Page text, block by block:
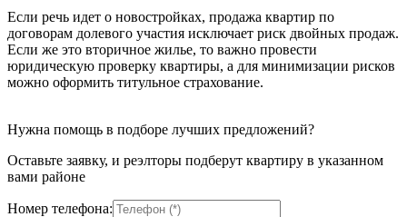
Если речь идет о новостройках, продажа квартир по
договорам долевого участия исключает риск двойных продаж.
Если же это вторичное жилье, то важно провести
юридическую проверку квартиры, а для минимизации рисков
можно оформить титульное страхование.
Нужна помощь в подборе лучших предложений?
Оставьте заявку, и реэлторы подберут квартиру в указанном
вами районе
Номер телефона: